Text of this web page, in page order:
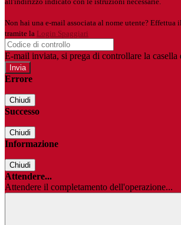
Non hai una e-mail associata al nome utente? Effettua
tramite la Login Spaggiari
E-mail inviata, si prega di controllare la casella
Errore
Chiudi
Successo
Chiudi
Informazione
Chiudi
Attendere...
Attendere il completamento dell'operazione...